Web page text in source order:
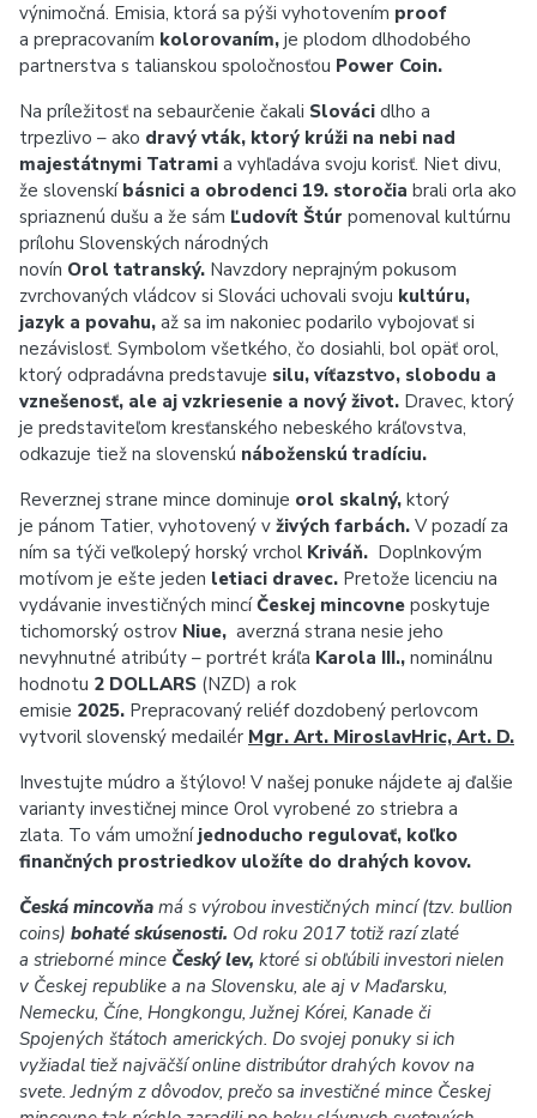
výnimočná. Emisia, ktorá sa pýši vyhotovením proof
a prepracovaním kolorovaním, je plodom dlhodobého
partnerstva s talianskou spoločnosťou Power Coin.
Na príležitosť na sebaurčenie čakali Slováci dlho a
trpezlivo – ako dravý vták, ktorý krúži na nebi nad
majestátnymi Tatrami a vyhľadáva svoju korisť. Niet divu,
že slovenskí básnici a obrodenci 19. storočia brali orla ako
spriaznenú dušu a že sám Ľudovít Štúr pomenoval kultúrnu
prílohu Slovenských národných
novín Orol tatranský. Navzdory neprajným pokusom
zvrchovaných vládcov si Slováci uchovali svoju kultúru,
jazyk a povahu, až sa im nakoniec podarilo vybojovať si
nezávislosť. Symbolom všetkého, čo dosiahli, bol opäť orol,
ktorý odpradávna predstavuje silu, víťazstvo, slobodu a
vznešenosť, ale aj vzkriesenie a nový život. Dravec, ktorý
je predstaviteľom kresťanského nebeského kráľovstva,
odkazuje tiež na slovenskú náboženskú tradíciu.
Reverznej strane mince dominuje orol skalný, ktorý
je pánom Tatier, vyhotovený v živých farbách. V pozadí za
ním sa týči veľkolepý horský vrchol Kriváň. Doplnkovým
motívom je ešte jeden letiaci dravec. Pretože licenciu na
vydávanie investičných mincíČeskej mincovne poskytuje
tichomorský ostrov Niue, averzná strana nesie jeho
nevyhnutné atribúty – portrét kráľa Karola III., nominálnu
hodnotu 2 DOLLARS (NZD) a rok
emisie 2025. Prepracovaný reliéf dozdobený perlovcom
vytvoril slovenský medailér Mgr. Art. MiroslavHric, Art. D.
Investujte múdro a štýlovo! V našej ponuke nájdete aj ďalšie
varianty investičnej mince Orol vyrobené zo striebra a
zlata. To vám umožní jednoducho regulovať, koľko
finančných prostriedkov uložíte do drahých kovov.
Česká mincovňa má s výrobou investičných mincí (tzv. bullion
coins) bohaté skúsenosti. Od roku 2017 totiž razí zlaté
a strieborné mince Český lev, ktoré si obľúbili investori nielen
v Českej republike a na Slovensku, ale aj v Maďarsku,
Nemecku, Číne, Hongkongu, Južnej Kórei, Kanade či
Spojených štátoch amerických. Do svojej ponuky si ich
vyžiadal tiež najväčší online distribútor drahých kovov na
svete. Jedným z dôvodov, prečo sa investičné mince Českej